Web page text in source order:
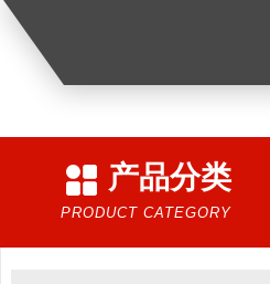
产品分类
PRODUCT CATEGORY